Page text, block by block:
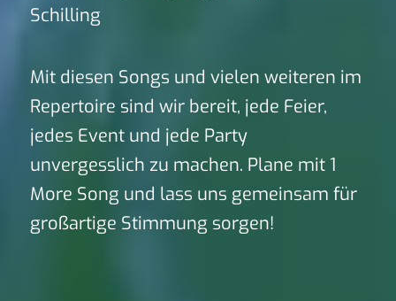
Schilling
Mit diesen Songs und vielen weiteren im
Repertoire sind wir bereit, jede Feier,
jedes Event und jede Party
unvergesslich zu machen. Plane mit 1
More Song und lass uns gemeinsam für
großartige Stimmung sorgen!